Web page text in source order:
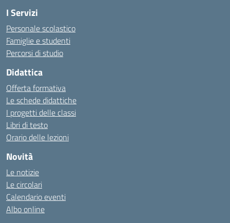
I Servizi
Personale scolastico
Famiglie e studenti
Percorsi di studio
Didattica
Offerta formativa
Le schede didattiche
I progetti delle classi
Libri di testo
Orario delle lezioni
Novità
Le notizie
Le circolari
Calendario eventi
Albo online